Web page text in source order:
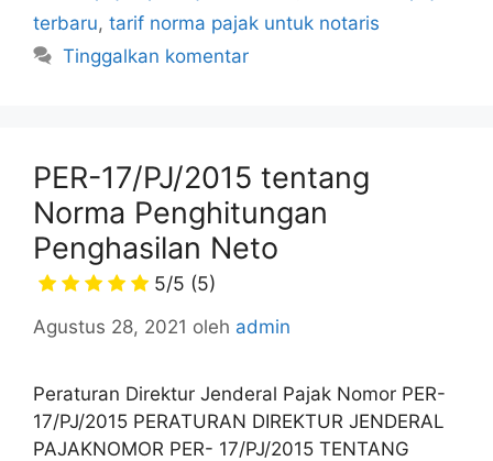
terbaru, tarif norma pajak untuk notaris
Tinggalkan komentar
PER-17/PJ/2015 tentang
Norma Penghitungan
Penghasilan Neto
5/5 (5)
Agustus 28, 2021 oleh admin
Peraturan Direktur Jenderal Pajak Nomor PER-
17/PJ/2015 PERATURAN DIREKTUR JENDERAL
PAJAKNOMOR PER- 17/PJ/2015 TENTANG